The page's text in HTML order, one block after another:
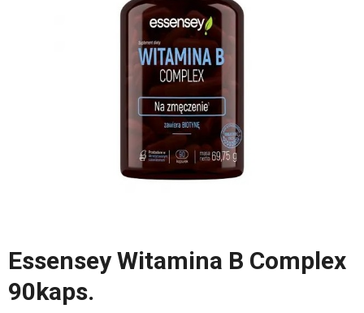
Essensey Witamina B Complex
90kaps.